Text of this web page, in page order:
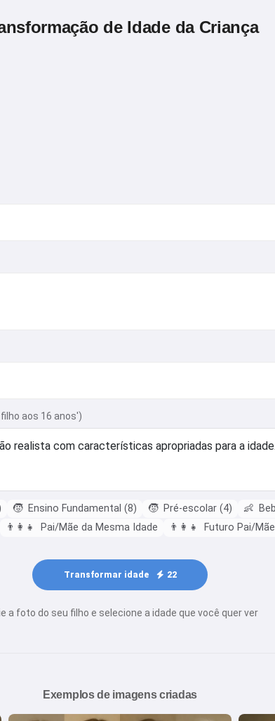
de Idade da Criança
aos 16 anos')
🧒 Ensino Fundamental (8) 🧒 Pré-escolar (4) 👶
👨‍👩‍👧 Pai/Mãe da Mesma Idade 👨‍👩‍👧 Futuro Pai/Mãe
Transformar idade 22
a foto do seu filho e selecione a idade que você quer ver
Exemplos de imagens criadas